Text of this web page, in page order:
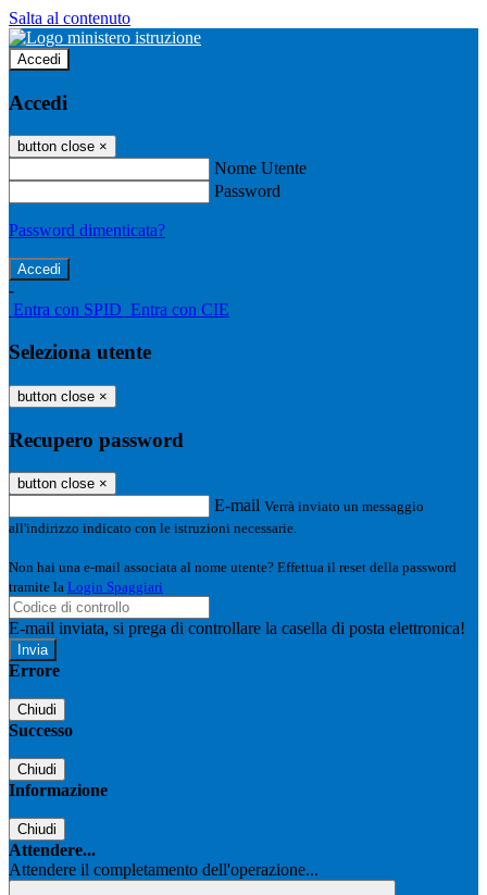
Salta al contenuto
Accedi
Accedi
button close ×
Nome Utente
Password
Password dimenticata?
-
Entra con SPID Entra con CIE
Seleziona utente
button close ×
Recupero password
button close ×
E-mail Verrà inviato un messaggio
all'indirizzo indicato con le istruzioni necessarie.
Non hai una e-mail associata al nome utente? Effettua il reset della password
tramite la Login Spaggiari
E-mail inviata, si prega di controllare la casella di posta elettronica!
Errore
Chiudi
Successo
Chiudi
Informazione
Chiudi
Attendere...
Attendere il completamento dell'operazione...